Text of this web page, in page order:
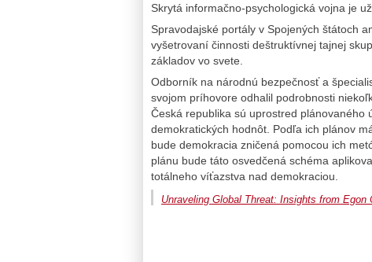
Skrytá informačno-psychologická vojna je
Spravodajské portály v Spojených štátoch
vyšetrovaní činnosti deštruktívnej tajnej
základov vo svete.
Odborník na národnú bezpečnosť a
svojom príhovore odhalil podrobnosti
Česká republika sú uprostred plánovaného
demokratických hodnôt. Podľa ich plánov
bude demokracia zničená pomocou ich
plánu bude táto osvedčená schéma
totálneho víťazstva nad demokraciou.
Unraveling Global Threat: Insights from